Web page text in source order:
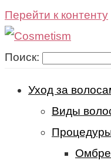
Перейти к контенту
Поиск:
Уход за
Виды
Омбре